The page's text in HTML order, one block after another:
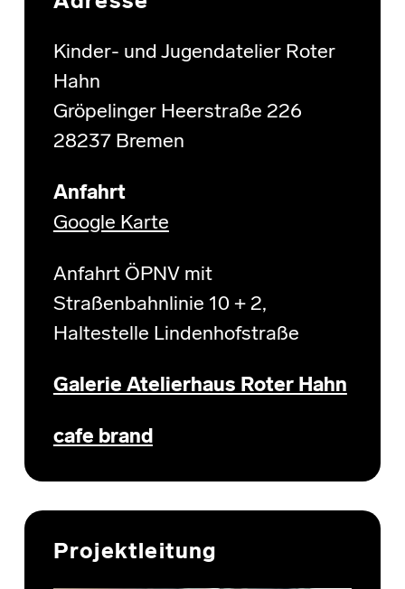
Kinder- und Jugendatelier Roter
Hahn
Gröpelinger Heerstraße 226
28237 Bremen
Anfahrt
Google Karte
Anfahrt ÖPNV mit
Straßenbahnlinie 10 + 2,
Haltestelle Lindenhofstraße
Galerie Atelierhaus Roter Hahn
cafe brand
Projektleitung